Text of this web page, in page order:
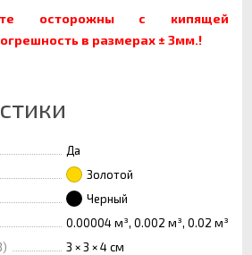
осторожны с кипящей
в размерах ± 3мм.!
Да
Золотой
Черный
0.00004 м³, 0.002 м³, 0.02 м³
3 × 3 × 4 см